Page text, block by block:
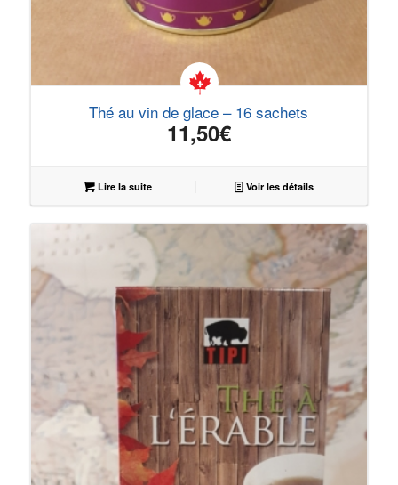
Thé au vin de glace – 16 sachets
11,50€
Lire la suite Voir les détails